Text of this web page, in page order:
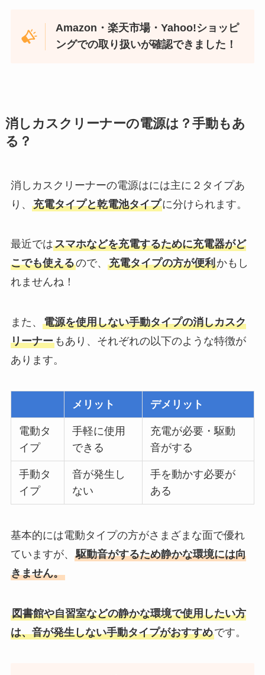
Amazon・楽天市場・Yahoo!ショッピ
ングでの取り扱いが確認できました！
消しカスクリーナーの電源は？手動もあ
る？
消しカスクリーナーの電源はには主に２タイプあ
り、 充電タイプと乾電池タイプに分けられます。
最近ではスマホなどを充電するために充電器がど
こでも使えるので、 充電タイプの方が便利かもし
れませんね！
また、 電源を使用しない手動タイプの消しカスク
リーナーもあり、それぞれの以下のような特徴が
あります。
メリット デメリット
電動タ
イプ
手軽に使用
できる
充電が必要・駆動
音がする
手動タ
イプ
音が発生し
ない
手を動かす必要が
ある
基本的には電動タイプの方がさまざまな面で優れ
ていますが、 駆動音がするため静かな環境には向
きません。
図書館や自習室などの静かな環境で使用したい方
は、音が発生しない手動タイプがおすすめです。